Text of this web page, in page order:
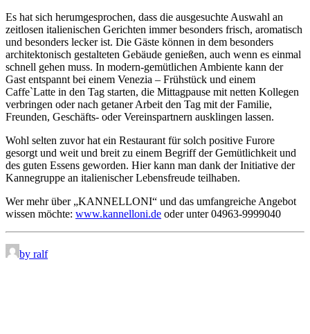
Es hat sich herumgesprochen, dass die ausgesuchte Auswahl an
zeitlosen italienischen Gerichten immer besonders frisch, aromatisch
und besonders lecker ist. Die Gäste können in dem besonders
architektonisch gestalteten Gebäude genießen, auch wenn es einmal
schnell gehen muss. In modern-gemütlichen Ambiente kann der
Gast entspannt bei einem Venezia – Frühstück und einem
Caffe`Latte in den Tag starten, die Mittagpause mit netten Kollegen
verbringen oder nach getaner Arbeit den Tag mit der Familie,
Freunden, Geschäfts- oder Vereinspartnern ausklingen lassen.
Wohl selten zuvor hat ein Restaurant für solch positive Furore
gesorgt und weit und breit zu einem Begriff der Gemütlichkeit und
des guten Essens geworden. Hier kann man dank der Initiative der
Kannegruppe an italienischer Lebensfreude teilhaben.
Wer mehr über „KANNELLONI“ und das umfangreiche Angebot
wissen möchte: www.kannelloni.de oder unter 04963-9999040
by ralf